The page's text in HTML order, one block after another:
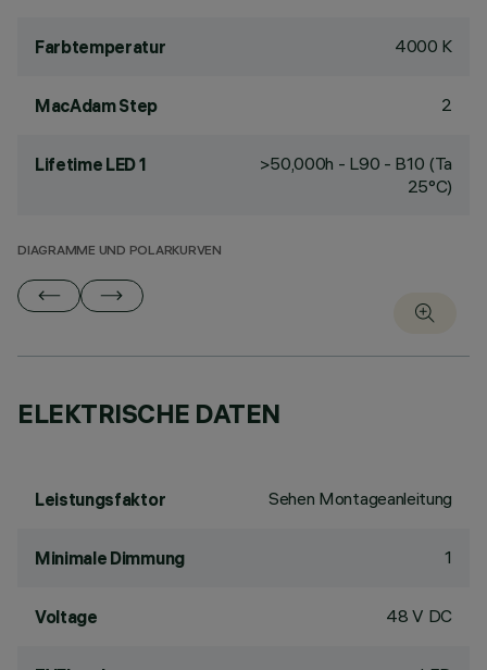
Farbtemperatur 4000 K
MacAdam Step 2
Lifetime LED 1
>50,000h - L90 - B10 (Ta
25°C)
DIAGRAMME UND POLARKURVEN
ELEKTRISCHE DATEN
Leistungsfaktor Sehen Montageanleitung
Minimale Dimmung 1
Voltage 48 V DC